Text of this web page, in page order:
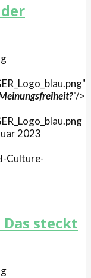
"/>
2023
Culture-
Das steckt